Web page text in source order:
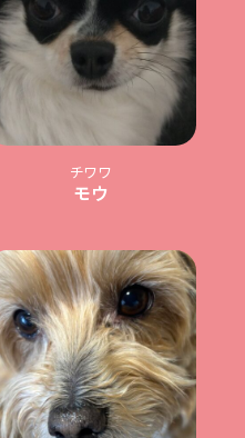
チワワ
モウ